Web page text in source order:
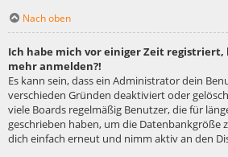
Nach oben
Ich habe mich vor einiger Zeit
mehr anmelden?!
Es kann sein, dass ein Administrator dein
verschieden Gründen deaktiviert oder
viele Boards regelmäßig Benutzer, die für
geschrieben haben, um die Datenbankgröße
dich einfach erneut und nimm aktiv an den